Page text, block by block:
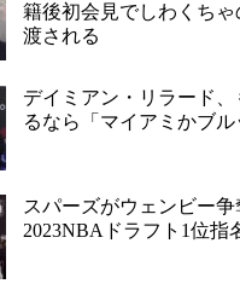
籍後初会見でしわくち
渡される
デイミアン・リラード
るなら「マイアミかブル
スパーズがウェンビー争
2023NBAドラフト1位指